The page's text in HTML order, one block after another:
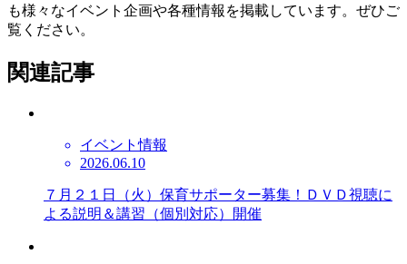
も様々なイベント企画や各種情報を掲載しています。ぜひご
覧ください。
関連記事
イベント情報
2026.06.10
７月２１日（火）保育サポーター募集！ＤＶＤ視聴に
よる説明＆講習（個別対応）開催